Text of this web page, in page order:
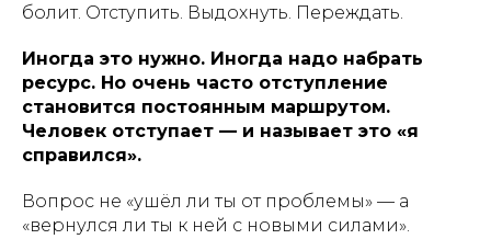
болит. Отступить. Выдохнуть. Переждать.
Иногда это нужно. Иногда надо набрать
ресурс. Но очень часто отступление
становится постоянным маршрутом.
Человек отступает — и называет это «я
справился».
Вопрос не «ушёл ли ты от проблемы» — а
«вернулся ли ты к ней с новыми силами».